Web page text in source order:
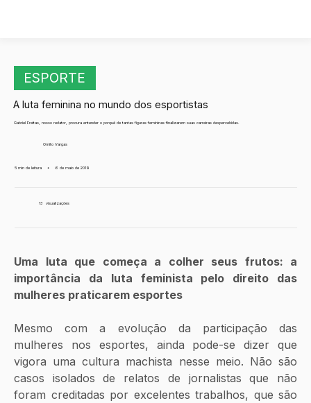
ESPORTE
A luta feminina no mundo dos esportistas
Gabriel Freitas, nosso redator, procura entender o porquê de tantas figuras femininas finalizarem suas carreiras despercebidas.
Ornito Vargas
5 min de leitura • 6 de maio de 2019
13 visualizações
Uma luta que começa a colher seus frutos: a
importância da luta feminista pelo direito das
mulheres praticarem esportes
Mesmo com a evolução da participação das
mulheres nos esportes, ainda pode-se dizer que
vigora uma cultura machista nesse meio. Não são
casos isolados de relatos de jornalistas que não
foram creditadas por excelentes trabalhos, que são